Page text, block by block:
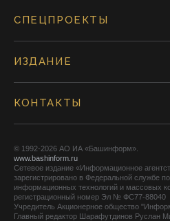
СПЕЦПРОЕКТЫ
ИЗДАНИЕ
КОНТАКТЫ
© 1992-2026 АО ИА «Башинформ».
www.bashinform.ru
Сетевое издание «Информационное
зарегистрировано в Федеральной службе
информационных технологий и массовых
регистрационный номер Эл № ФС77-88040
Учредитель Акционерное общество
Главный редактор Шарафутдинов Руслан